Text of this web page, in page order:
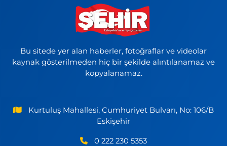
Bu sitede yer alan haberler, fotoğraflar ve videolar
kaynak gösterilmeden hiç bir şekilde alıntılanamaz ve
kopyalanamaz.
Kurtuluş Mahallesi, Cumhuriyet Bulvarı, No: 106/B
Eskişehir
0 222 230 5353